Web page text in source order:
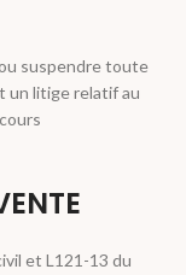
suspendre toute
un litige relatif au
et L121-13 du